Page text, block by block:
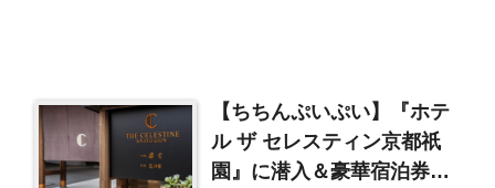
【ちちんぷいぷい】『ホテ
ル ザ セレスティン京都祇
園』に潜入＆豪華宿泊券プ